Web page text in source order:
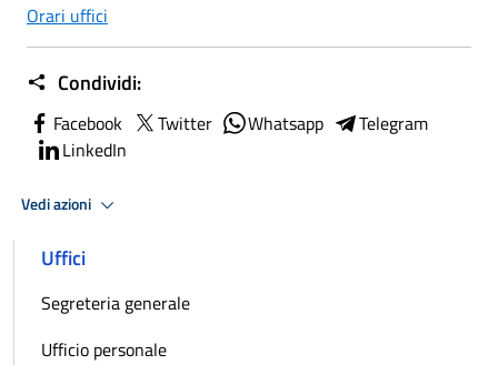
Orari uffici
Condividi:
Facebook Twitter Whatsapp
Telegram
LinkedIn
Vedi azioni
Uffici
Segreteria generale
Ufficio personale